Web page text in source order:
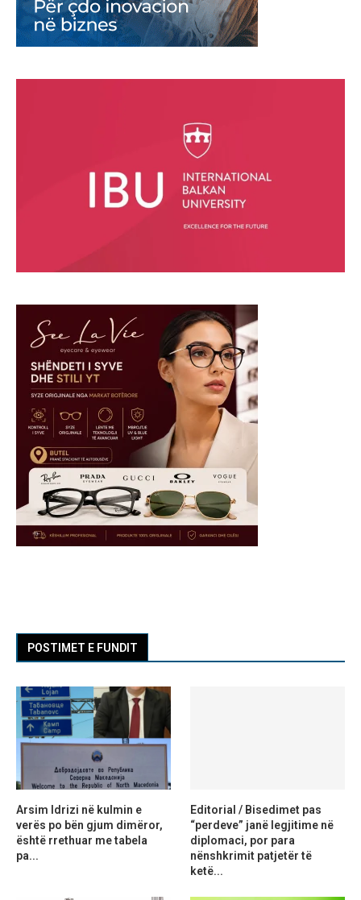
POSTIMET E FUNDIT
Arsim Idrizi në kulmin e
verës po bën gjum dimëror,
është rrethuar me tabela
pa...
Editorial / Bisedimet pas
“perdeve” janë legjitime në
diplomaci, por para
nënshkrimit patjetër të
ketë...